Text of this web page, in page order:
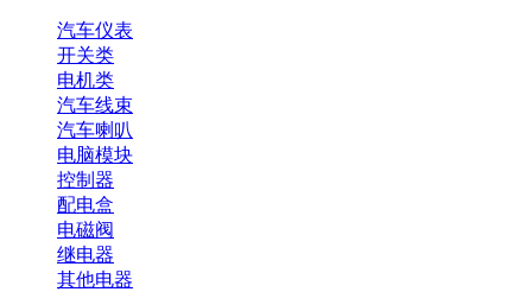
汽车仪表
开关类
电机类
汽车线束
汽车喇叭
电脑模块
控制器
配电盒
电磁阀
继电器
其他电器